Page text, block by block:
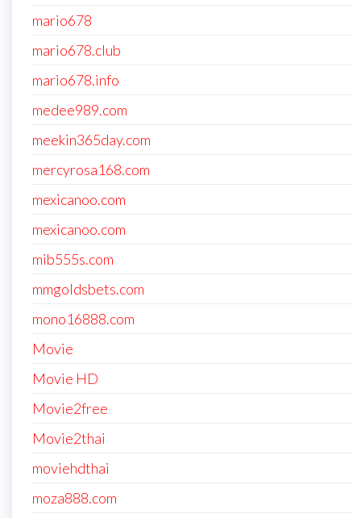
mario678
mario678.club
mario678.info
medee989.com
meekin365day.com
mercyrosa168.com
mexicanoo.com
mexicanoo.com
mib555s.com
mmgoldsbets.com
mono16888.com
Movie
Movie HD
Movie2free
Movie2thai
moviehdthai
moza888.com